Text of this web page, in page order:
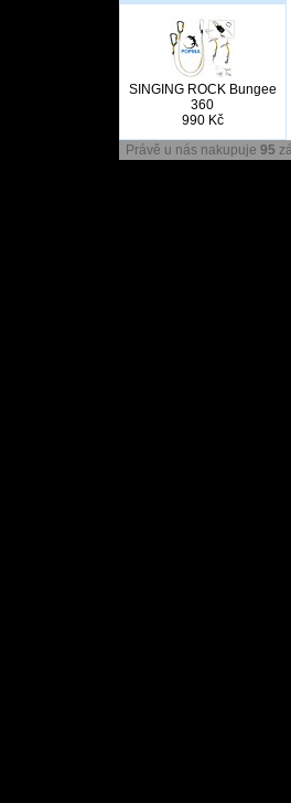
SINGING ROCK Bungee
360
990 Kč
Právě u nás nakupuje 95